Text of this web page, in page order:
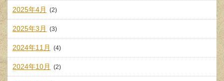
2025年4月 (2)
2025年3月 (3)
2024年11月 (4)
2024年10月 (2)